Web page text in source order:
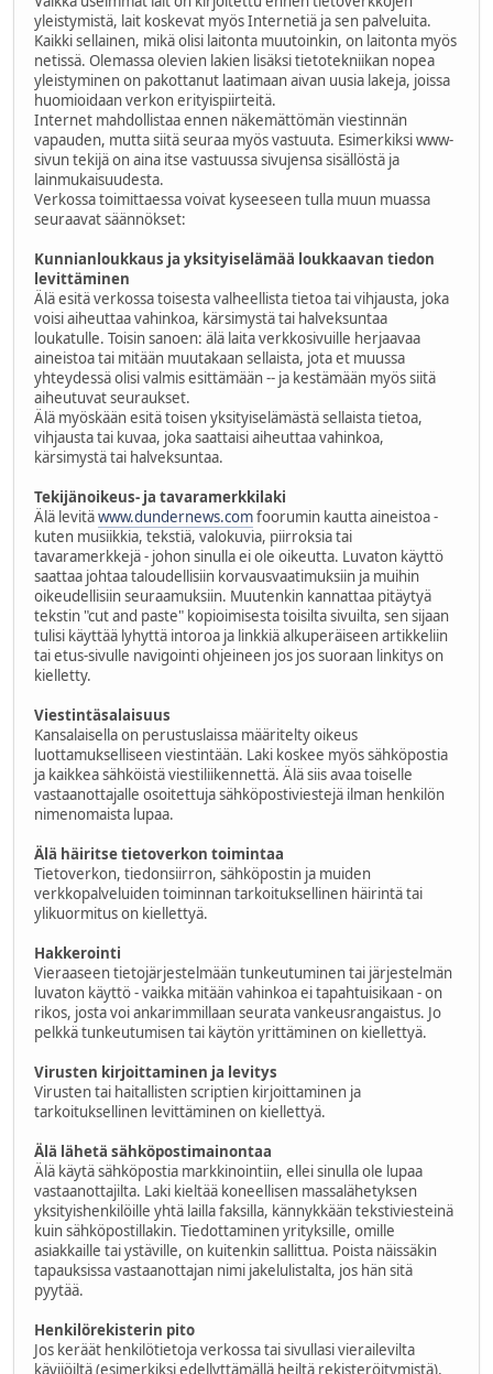
yleistymistä, lait koskevat myös Internetiä ja sen palveluita.
Kaikki sellainen, mikä olisi laitonta muutoinkin, on laitonta myös
netissä. Olemassa olevien lakien lisäksi tietotekniikan nopea
yleistyminen on pakottanut laatimaan aivan uusia lakeja, joissa
huomioidaan verkon erityispiirteitä.
Internet mahdollistaa ennen näkemättömän viestinnän
vapauden, mutta siitä seuraa myös vastuuta. Esimerkiksi www-
sivun tekijä on aina itse vastuussa sivujensa sisällöstä ja
lainmukaisuudesta.
Verkossa toimittaessa voivat kyseeseen tulla muun muassa
seuraavat säännökset:
Kunnianloukkaus ja yksityiselämää loukkaavan tiedon
levittäminen
Älä esitä verkossa toisesta valheellista tietoa tai vihjausta, joka
voisi aiheuttaa vahinkoa, kärsimystä tai halveksuntaa
loukatulle. Toisin sanoen: älä laita verkkosivuille herjaavaa
aineistoa tai mitään muutakaan sellaista, jota et muussa
yhteydessä olisi valmis esittämään -- ja kestämään myös siitä
aiheutuvat seuraukset.
Älä myöskään esitä toisen yksityiselämästä sellaista tietoa,
vihjausta tai kuvaa, joka saattaisi aiheuttaa vahinkoa,
kärsimystä tai halveksuntaa.
Tekijänoikeus- ja tavaramerkkilaki
Älä levitäwww.dundernews.comfoorumin kautta aineistoa -
kuten musiikkia, tekstiä, valokuvia, piirroksia tai
tavaramerkkejä - johon sinulla ei ole oikeutta. Luvaton käyttö
saattaa johtaa taloudellisiin korvausvaatimuksiin ja muihin
oikeudellisiin seuraamuksiin. Muutenkin kannattaa pitäytyä
tekstin "cut and paste" kopioimisesta toisilta sivuilta, sen sijaan
tulisi käyttää lyhyttä intoroa ja linkkiä alkuperäiseen artikkeliin
tai etus-sivulle navigointi ohjeineen jos jos suoraan linkitys on
kielletty.
Viestintäsalaisuus
Kansalaisella on perustuslaissa määritelty oikeus
luottamukselliseen viestintään. Laki koskee myös sähköpostia
ja kaikkea sähköistä viestiliikennettä. Älä siis avaa toiselle
vastaanottajalle osoitettuja sähköpostiviestejä ilman henkilön
nimenomaista lupaa.
Älä häiritse tietoverkon toimintaa
Tietoverkon, tiedonsiirron, sähköpostin ja muiden
verkkopalveluiden toiminnan tarkoituksellinen häirintä tai
ylikuormitus on kiellettyä.
Hakkerointi
Vieraaseen tietojärjestelmään tunkeutuminen tai järjestelmän
luvaton käyttö - vaikka mitään vahinkoa ei tapahtuisikaan - on
rikos, josta voi ankarimmillaan seurata vankeusrangaistus. Jo
pelkkä tunkeutumisen tai käytön yrittäminen on kiellettyä.
Virusten kirjoittaminen ja levitys
Virusten tai haitallisten scriptien kirjoittaminen ja
tarkoituksellinen levittäminen on kiellettyä.
Älä lähetä sähköpostimainontaa
Älä käytä sähköpostia markkinointiin, ellei sinulla ole lupaa
vastaanottajilta. Laki kieltää koneellisen massalähetyksen
yksityishenkilöille yhtä lailla faksilla, kännykkään tekstiviesteinä
kuin sähköpostillakin. Tiedottaminen yrityksille, omille
asiakkaille tai ystäville, on kuitenkin sallittua. Poista näissäkin
tapauksissa vastaanottajan nimi jakelulistalta, jos hän sitä
pyytää.
Henkilörekisterin pito
Jos keräät henkilötietoja verkossa tai sivullasi vierailevilta
kävijöiltä (esimerkiksi edellyttämällä heiltä rekisteröitymistä),